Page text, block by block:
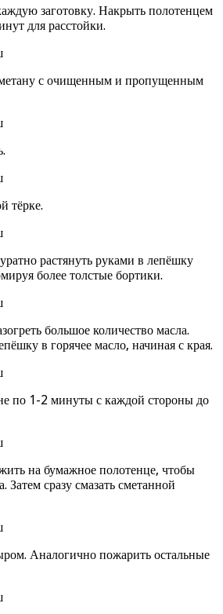
заготовку. Накрыть полотенцем
для расстойки.
с очищенным и пропущенным
тёрке.
растянуть руками в лепёшку
более толстые бортики.
большое количество масла.
в горячее масло, начиная с края.
по 1-2 минуты с каждой стороны до
на бумажное полотенце, чтобы
Затем сразу смазать сметанной
Аналогично пожарить остальные